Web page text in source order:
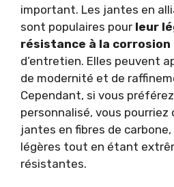
important. Les jantes en
sont populaires pour leur
résistance à la corrosion
d’entretien. Elles peuvent
de modernité et de
Cependant, si vous
personnalisé, vous pourriez
jantes en fibres de
légères tout en étant
résistantes.